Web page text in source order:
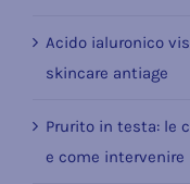
Acido ialuronico
skincare antiage
Prurito in testa: le
e come intervenire